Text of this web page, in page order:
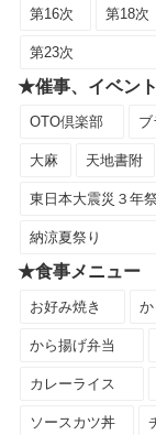
第16次 第18次
第23次
★催事、イベント
OTO倶楽部
大麻 天地書附
東日本大震災３年祭
納涼夏祭り
★食事メニュー
お好み焼き
から揚げ弁当
カレーライス
ソースカツ丼